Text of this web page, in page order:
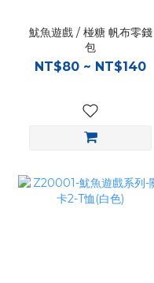
魷魚遊戲 / 椪糖 帆布零錢
包
NT$80 ~ NT$140